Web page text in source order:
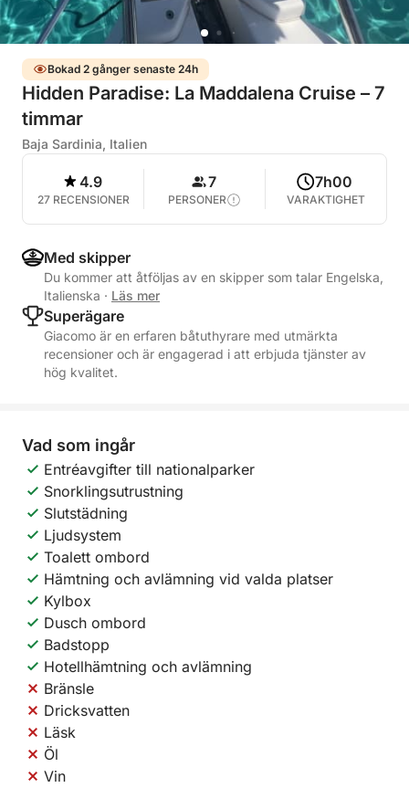
Bokad 2 gånger senaste 24h
Hidden Paradise: La Maddalena Cruise – 7
timmar
Baja Sardinia, Italien
4.9
27 RECENSIONER
7
PERSONER
7h00
VARAKTIGHET
Med skipper
Du kommer att åtföljas av en skipper som talar Engelska,
Italienska · Läs mer
Superägare
Giacomo är en erfaren båtuthyrare med utmärkta
recensioner och är engagerad i att erbjuda tjänster av
hög kvalitet.
Vad som ingår
Entréavgifter till nationalparker
Snorklingsutrustning
Slutstädning
Ljudsystem
Toalett ombord
Hämtning och avlämning vid valda platser
Kylbox
Dusch ombord
Badstopp
Hotellhämtning och avlämning
Bränsle
Dricksvatten
Läsk
Öl
Vin